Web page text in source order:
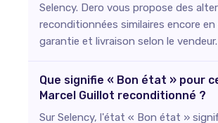
Selency. Dero vous propose des
reconditionnées similaires encore
garantie et livraison selon le vendeur.
Que signifie « Bon état » pour
Marcel Guillot reconditionné ?
Sur Selency, l'état « Bon état »